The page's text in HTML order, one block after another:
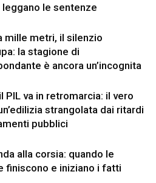
le sentenze
mille metri, il silenzio
la stagione di
è ancora un’incognita
PIL va in retromarcia: il vero
strangolata dai ritardi
pubblici
alla corsia: quando le
finiscono e iniziano i fatti